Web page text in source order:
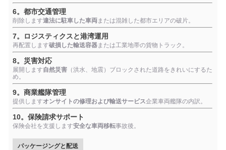
6。都市交通管理
削除します違法に駐車した車両または混雑した都市エリアの破片。
7。ロジスティクスと港湾運用
再配置します破損した輸送容器または工業地帯の貨物トラック。
8。災害対応
展開します自然災害 （洪水、地震）ブロックされた道路をきれいにするた
め。
9。商業艦隊管理
提供しますオンサイトの修理および輸送サービス企業車両艦隊の内訳。
10。保険請求サポート
保険会社を支援します安全な車両移転事故後。
パッケージングと配送